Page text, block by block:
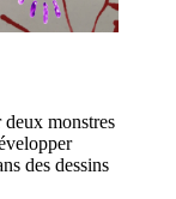
deux monstres
des dessins